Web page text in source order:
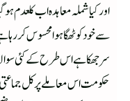
اور کیا شملہ معاہدہ اب
سے خود کو ٹھگا ہوا محسوس کر
سر جھکا ہے اس طرح کے کئی
حکومت اس معاملے پر کل